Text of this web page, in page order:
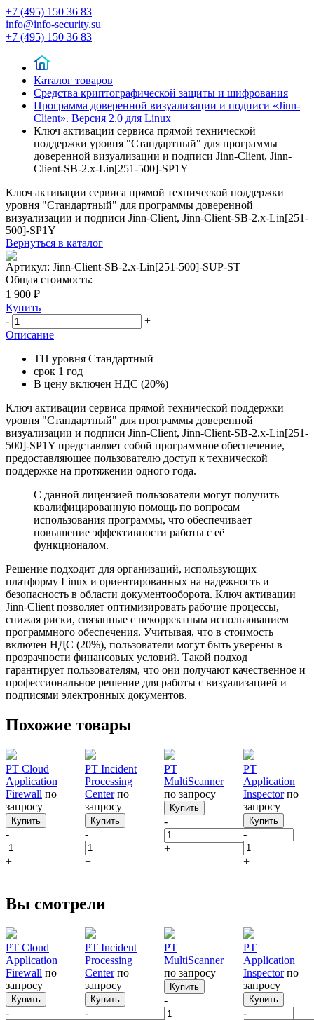
+7 (495) 150 36 83
info@info-security.su
+7 (495) 150 36 83
Каталог товаров
Средства криптографической защиты и шифрования
Программа доверенной визуализации и подписи «Jinn-
Client». Версия 2.0 для Linux
Ключ активации сервиса прямой технической
поддержки уровня "Стандартный" для программы
доверенной визуализации и подписи Jinn-Client, Jinn-
Client-SB-2.x-Lin[251-500]-SP1Y
Ключ активации сервиса прямой технической поддержки
уровня "Стандартный" для программы доверенной
визуализации и подписи Jinn-Client, Jinn-Client-SB-2.x-Lin[251-
500]-SP1Y
Вернуться в каталог
Артикул: Jinn-Client-SB-2.x-Lin[251-500]-SUP-ST
Общая стоимость:
1 900 ₽
Купить
-
+
Описание
ТП уровня Стандартный
срок 1 год
В цену включен НДС (20%)
Ключ активации сервиса прямой технической поддержки
уровня "Стандартный" для программы доверенной
визуализации и подписи Jinn-Client, Jinn-Client-SB-2.x-Lin[251-
500]-SP1Y представляет собой программное обеспечение,
предоставляющее пользователю доступ к технической
поддержке на протяжении одного года.
С данной лицензией пользователи могут получить
квалифицированную помощь по вопросам
использования программы, что обеспечивает
повышение эффективности работы с её
функционалом.
Решение подходит для организаций, использующих
платформу Linux и ориентированных на надежность и
безопасность в области документооборота. Ключ активации
Jinn-Client позволяет оптимизировать рабочие процессы,
снижая риски, связанные с некорректным использованием
программного обеспечения. Учитывая, что в стоимость
включен НДС (20%), пользователи могут быть уверены в
прозрачности финансовых условий. Такой подход
гарантирует пользователям, что они получают качественное и
профессиональное решение для работы с визуализацией и
подписями электронных документов.
Похожие товары
PT Cloud
Application
Firewall по
запросу
Купить
-
+
PT Incident
Processing
Center по
запросу
Купить
-
+
PT
MultiScanner
по запросу
Купить
-
+
PT
Application
Inspector по
запросу
Купить
-
+
Вы смотрели
PT Cloud
Application
Firewall по
запросу
Купить
-
PT Incident
Processing
Center по
запросу
Купить
-
PT
MultiScanner
по запросу
Купить
-
PT
Application
Inspector по
запросу
Купить
-